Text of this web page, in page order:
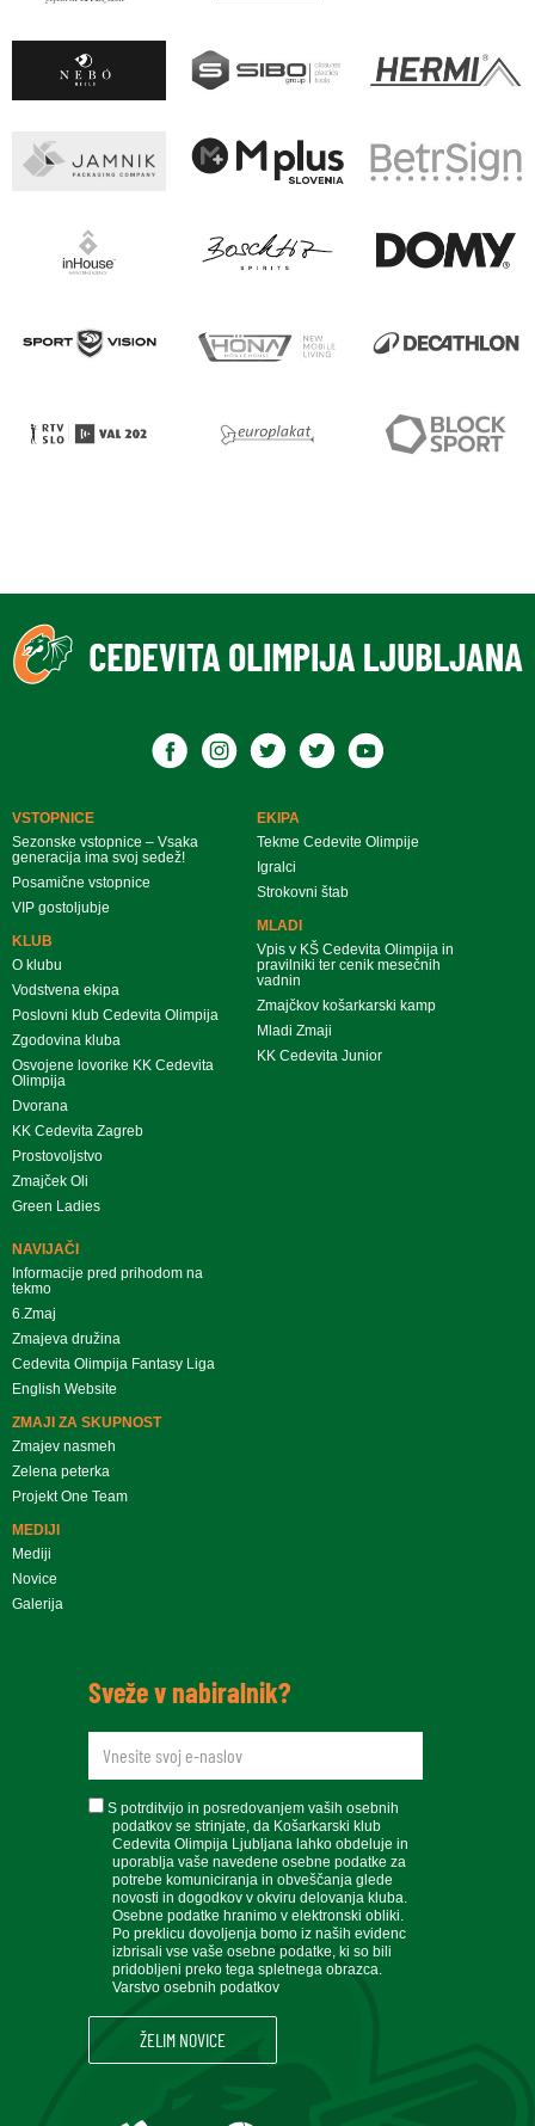
VSTOPNICE
Sezonske vstopnice – Vsaka
generacija ima svoj sedež!
Posamične vstopnice
VIP gostoljubje
KLUB
O klubu
Vodstvena ekipa
Poslovni klub Cedevita Olimpija
Zgodovina kluba
Osvojene lovorike KK Cedevita
Olimpija
Dvorana
KK Cedevita Zagreb
Prostovoljstvo
Zmajček Oli
Green Ladies
EKIPA
Tekme Cedevite Olimpije
Igralci
Strokovni štab
MLADI
Vpis v KŠ Cedevita Olimpija in
pravilniki ter cenik mesečnih
vadnin
Zmajčkov košarkarski kamp
Mladi Zmaji
KK Cedevita Junior
NAVIJAČI
Informacije pred prihodom na
tekmo
6.Zmaj
Zmajeva družina
Cedevita Olimpija Fantasy Liga
English Website
ZMAJI ZA SKUPNOST
Zmajev nasmeh
Zelena peterka
Projekt One Team
MEDIJI
Mediji
Novice
Galerija
Sveže v nabiralnik?
newsletteremail
soglasje
S potrditvijo in posredovanjem vaših osebnih
podatkov se strinjate, da Košarkarski klub
Cedevita Olimpija Ljubljana lahko obdeluje in
uporablja vaše navedene osebne podatke za
potrebe komuniciranja in obveščanja glede
novosti in dogodkov v okviru delovanja kluba.
Osebne podatke hranimo v elektronski obliki.
Po preklicu dovoljenja bomo iz naših evidenc
izbrisali vse vaše osebne podatke, ki so bili
pridobljeni preko tega spletnega obrazca.
Varstvo osebnih podatkov